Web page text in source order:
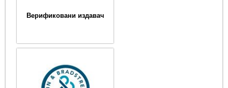
Верификовани издавач